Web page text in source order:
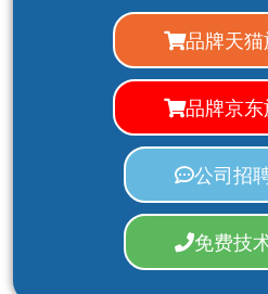
品牌天
品牌京
公司招
免费技